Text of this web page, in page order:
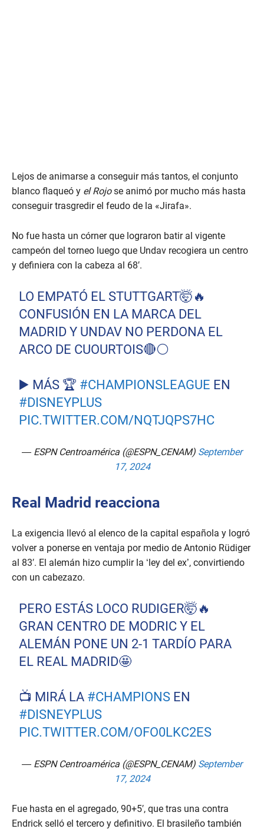
Lejos de animarse a conseguir más tantos, el conjunto
blanco flaqueó y el Rojose animó por mucho más hasta
conseguir trasgredir el feudo de la «Jirafa».
No fue hasta un córner que lograron batir al vigente
campeón del torneo luego que Undav recogiera un centro
y definiera con la cabeza al 68′.
LO EMPATÓ EL STUTTGART🤯🔥
CONFUSIÓN EN LA MARCA DEL
MADRID Y UNDAV NO PERDONA EL
ARCO DE CUOURTOIS🔴⚪️
▶️ MÁS 🏆 #CHAMPIONSLEAGUE EN
#DISNEYPLUS
PIC.TWITTER.COM/NQTJQPS7HC
— ESPN Centroamérica (@ESPN_CENAM) September
17, 2024
Real Madrid reacciona
La exigencia llevó al elenco de la capital española y logró
volver a ponerse en ventaja por medio de Antonio Rüdiger
al 83′. El alemán hizo cumplir la ‘ley del ex’, convirtiendo
con un cabezazo.
PERO ESTÁS LOCO RUDIGER🤯🔥
GRAN CENTRO DE MODRIC Y EL
ALEMÁN PONE UN 2-1 TARDÍO PARA
EL REAL MADRID🤩
📺 MIRÁ LA #CHAMPIONS EN
#DISNEYPLUS
PIC.TWITTER.COM/OFO0LKC2ES
— ESPN Centroamérica (@ESPN_CENAM) September
17, 2024
Fue hasta en el agregado, 90+5′, que tras una contra
Endrick selló el tercero y definitivo. El brasileño también